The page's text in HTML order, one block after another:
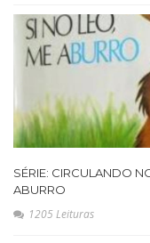
SÉRIE: CIRCULANDO
ABURRO
1205 Leituras